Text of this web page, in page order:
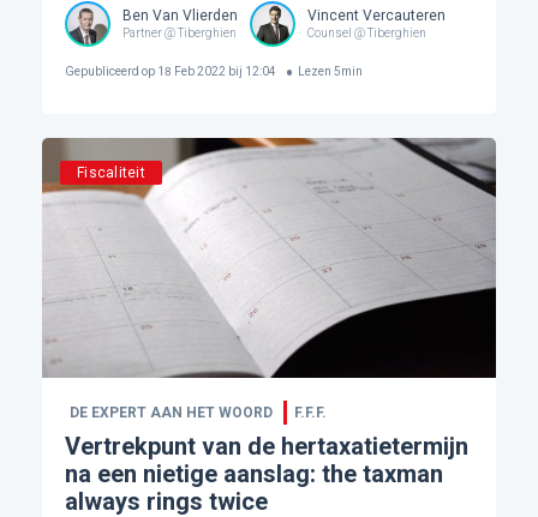
Ben Van Vlierden
Partner @ Tiberghien
Vincent Vercauteren
Counsel @ Tiberghien
Gepubliceerd op18 Feb 2022 bij 12:04 Lezen 5min
Fiscaliteit
DE EXPERT AAN HET WOORD F.F.F.
Vertrekpunt van de hertaxatietermijn
na een nietige aanslag: the taxman
always rings twice